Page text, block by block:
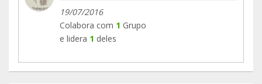
19/07/2016
Colabora com 1 Grupo
e lidera 1 deles